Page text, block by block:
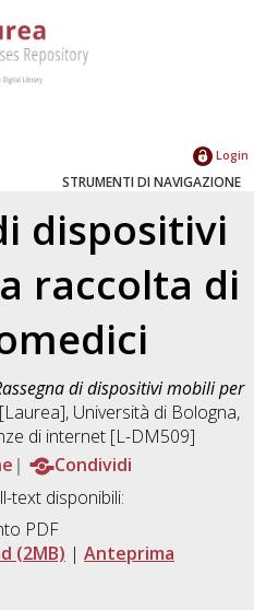
Login
STRUMENTI DI NAVIGAZIONE
dispositivi
raccolta di
di dispositivi mobili per
[Laurea], Università di Bologna,
di internet [L-DM509]
Condividi
text disponibili:
PDF
(2MB) | Anteprima